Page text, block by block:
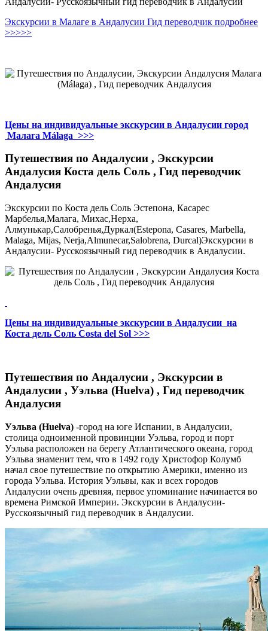
Экскурсии в Малаге в Андалусии Гид переводчик подробнее
>>>>>
Цены на индивидуальные экскурсии в Андалусии город
Малага Málaga >>>
Путешествия по Андалусии , Экскурсии
Андалусия Коста дель Соль , Гид переводчик
Андалусия
Экскурсии по Коста дель Соль Эстепона, Касарес
Марбелья,Малага, Михас,Нерха,
Алмунькар,Салобренья,Дуркал(Estepona, Casares, Marbella,
Malaga, Mijas, Nerja,Almunecar,Salobrena, Durcal)Экскурсии в
Андалусии- Русскоязычный гид переводчик в Андалусии.
Цены на индивидуальные экскурсии в Андалусии на
Коста дель Соль Costa del Sol >>>
Путешествия по Андалусии , Экскурсии в
Андалусии , Уэльва (Huelva) , Гид переводчик
Андалусия
Уэльва (Huelva) -город на юге Испании, в Андалусии,
столица одноименной провинции Уэльва, город и порт
Уэльва расположен на берегу Атлантического океана, город
Уэльва знаменит тем, что в 1492 году Христофор Колумб
начал свое путешествие по открытию Америки, именно из
города Уэльва. История Уэльвы, как и всех городов
Андалусии очень древняя, первое упоминание начинается во
времена Римской Империи. Экскурсии в Андалусии-
Русскоязычный гид переводчик в Андалусии.